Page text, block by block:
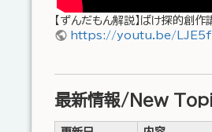
【ずんだもん解説】ばけ探的
https://youtu.be/
最新情報/New